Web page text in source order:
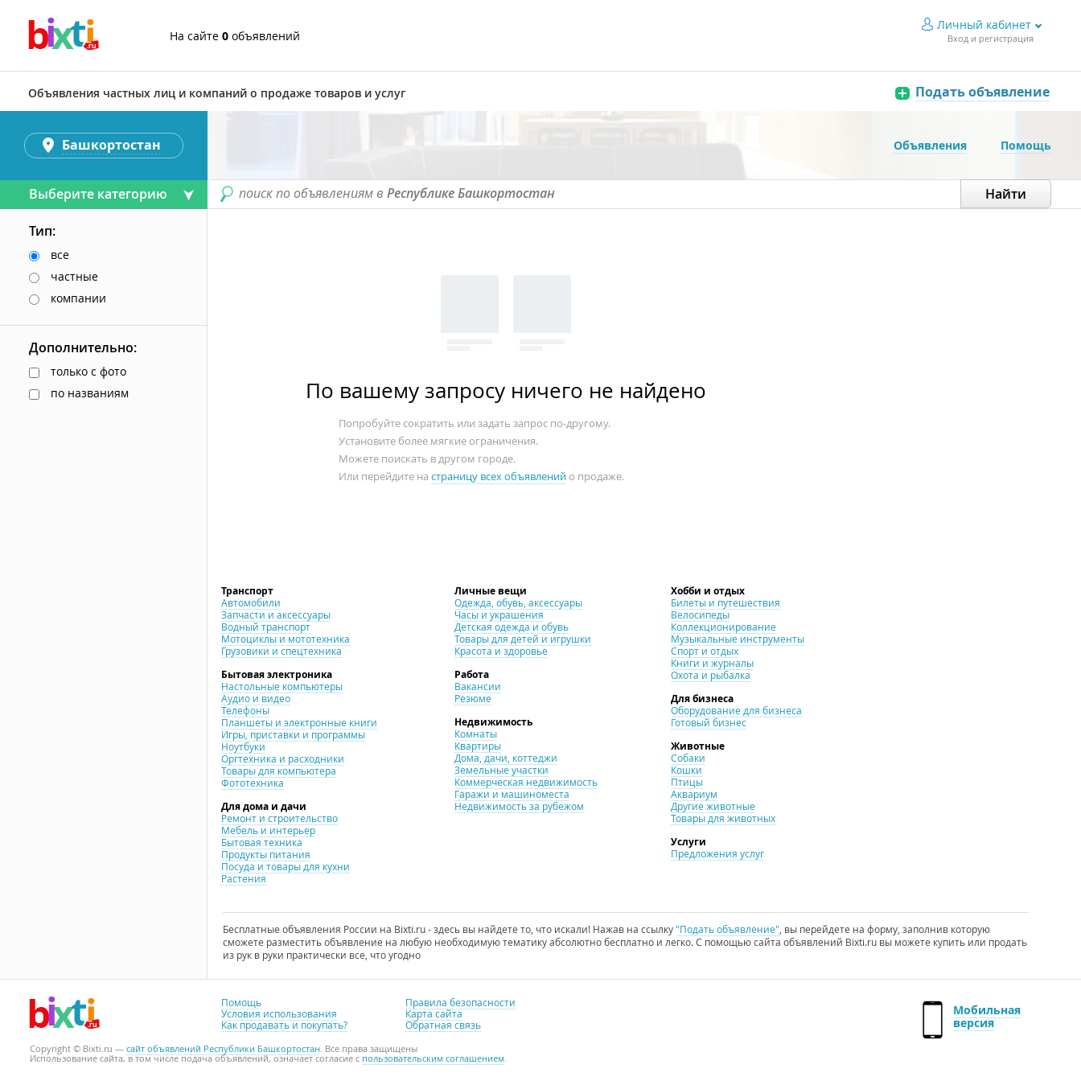
На сайте 0 объявлений
Личный кабинет
Вход и регистрация
Объявления частных лиц и компаний о продаже товаров и услуг Подать объявление
Объявления Помощь
поиск по объявлениям в Республике Башкортостан
По вашему запросу ничего не найдено
Попробуйте сократить или задать запрос по-другому.
Установите более мягкие ограничения.
Можете поискать в другом городе.
Или перейдите на страницу всех объявленийо продаже.
Транспорт
Автомобили
Запчасти и аксессуары
Водный транспорт
Мотоциклы и мототехника
Грузовики и спецтехника
Бытовая электроника
Настольные компьютеры
Аудио и видео
Телефоны
Планшеты и электронные книги
Игры, приставки и программы
Ноутбуки
Оргтехника и расходники
Товары для компьютера
Фототехника
Для дома и дачи
Ремонт и строительство
Мебель и интерьер
Бытовая техника
Продукты питания
Посуда и товары для кухни
Растения
Личные вещи
Одежда, обувь, аксессуары
Часы и украшения
Детская одежда и обувь
Товары для детей и игрушки
Красота и здоровье
Работа
Вакансии
Резюме
Недвижимость
Комнаты
Квартиры
Дома, дачи, коттеджи
Земельные участки
Коммерческая недвижимость
Гаражи и машиноместа
Недвижимость за рубежом
Хобби и отдых
Билеты и путешествия
Велосипеды
Коллекционирование
Музыкальные инструменты
Спорт и отдых
Книги и журналы
Охота и рыбалка
Для бизнеса
Оборудование для бизнеса
Готовый бизнес
Животные
Собаки
Кошки
Птицы
Аквариум
Другие животные
Товары для животных
Услуги
Предложения услуг
Бесплатные объявления России на Bixti.ru - здесь вы найдете то, что искали! Нажав на ссылку"Подать объявление", вы перейдете на форму, заполнив которую
сможете разместить объявление на любую необходимую тематику абсолютно бесплатно и легко. С помощью сайта объявлений Bixti.ru вы можете купить или продать
из рук в руки практически все, что угодно
Башкортостан
Выберите категорию
Тип:
все
частные
компании
Дополнительно:
только с фото
по названиям
Помощь
Условия использования
Как продавать и покупать?
Правила безопасности
Карта сайта
Обратная связь
Мобильная
версия
Copyright © Bixti.ru — сайт объявлений Республики Башкортостан. Все права защищены
Использование сайта, в том числе подача объявлений, означает согласие с пользовательским соглашением.